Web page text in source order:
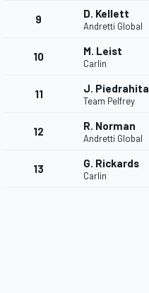
9 D. Kellett
Andretti Global
10 M. Leist
Carlin
11 J. Piedrahita
Team Pelfrey
12 R. Norman
Andretti Global
13 G. Rickards
Carlin